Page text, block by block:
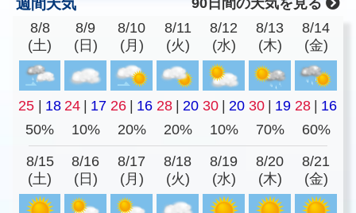
週間天気
8/8
(土)
8/9
(日)
8/10
(月)
8/11
(火)
8/12
(水)
8/13
(木)
8/14
(金)
25 18 24 17 26 16 28 20 30 20 30 19 28
16
50%
10% 20% 20% 10% 70% 60%
8/15
(土)
8/16
(日)
8/17
(月)
8/18
(火)
8/19
(水)
8/20
(木)
8/21
(金)